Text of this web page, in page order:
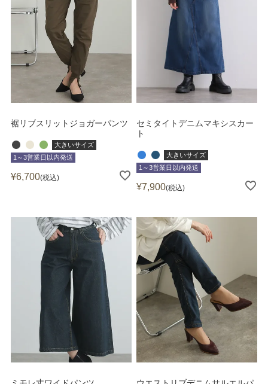
裾リブスリットジョガーパンツ
大きいサイズ
1～3営業日以内発送
¥6,700 税込
セミタイトデニムマキシスカー
ト
大きいサイズ
1～3営業日以内発送
¥7,900 税込